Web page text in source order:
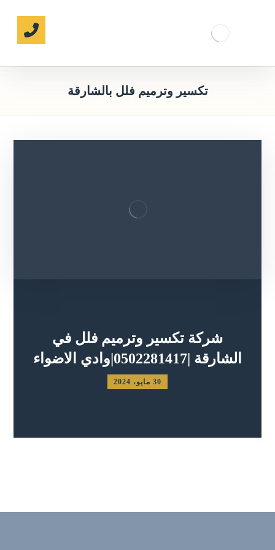
تكسير وترميم فلل بالشارقة
شركة تكسير وترميم فلل في
الشارقة |0502281417|وادي الاضواء
30 مايو، 2024